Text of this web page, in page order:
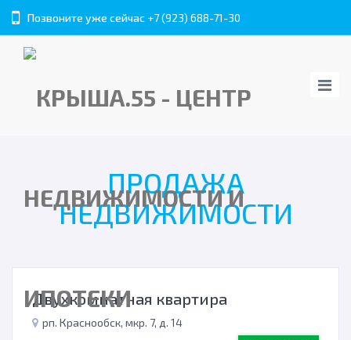
Позвоните уже сейчас +7 (923) 688-71-30
ПРОДАЖА
НЕДВИЖИМОСТИ
Двухкомнатная квартира
рп. Краснообск, мкр. 7, д. 14